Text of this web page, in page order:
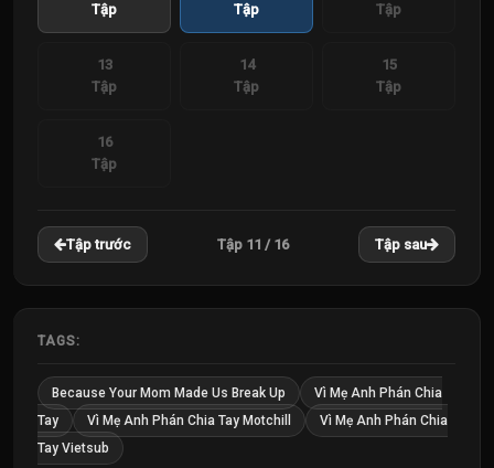
Tập
Tập
Tập
13
Tập
14
Tập
15
Tập
16
Tập
Tập trước Tập 11 / 16 Tập sau
TAGS:
Because Your Mom Made Us Break Up
Vì Mẹ Anh Phán Chia
Tay
Vì Mẹ Anh Phán Chia Tay Motchill
Vì Mẹ Anh Phán Chia
Tay Vietsub